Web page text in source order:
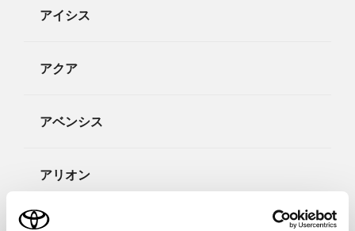
アイシス
アクア
アベンシス
アリオン
アルファード